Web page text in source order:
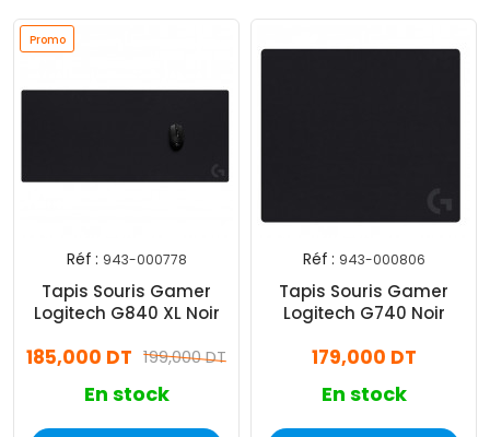
Promo
Réf : 943-000778
Tapis Souris Gamer
Logitech G840 XL Noir
199,000 DT
185,000 DT
En stock
Réf : 943-000806
Tapis Souris Gamer
Logitech G740 Noir
179,000 DT
En stock